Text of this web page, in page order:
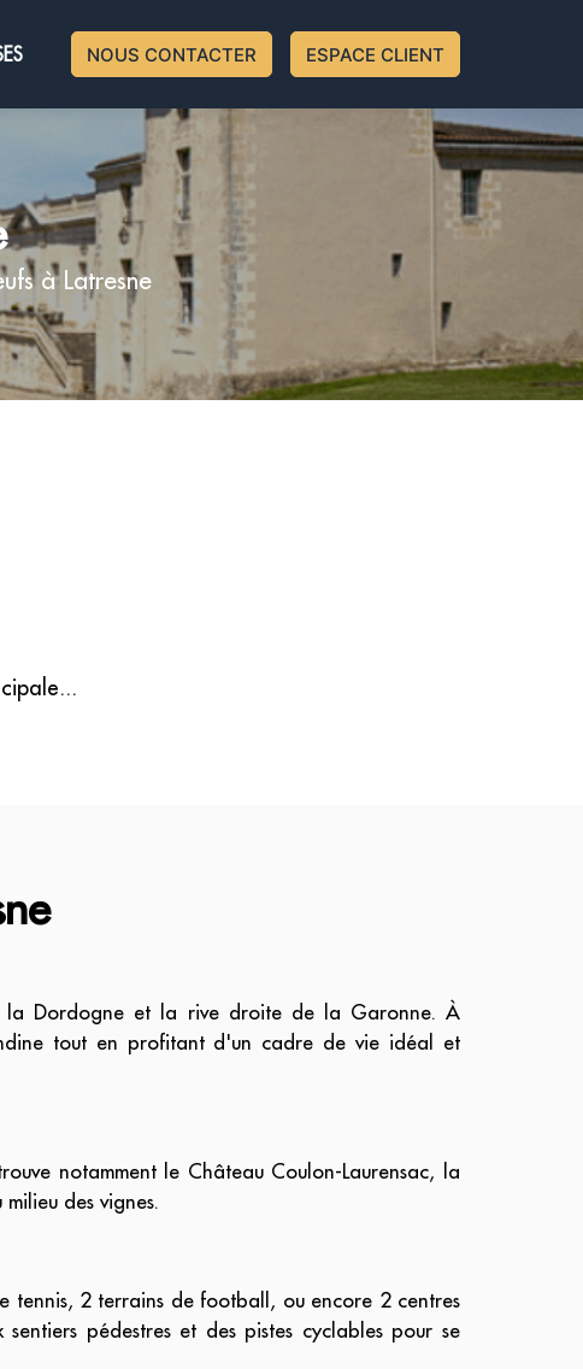
NOUS CONTACTER ESPACE CLIENT
à Latresne
la Dordogne et la rive droite de la Garonne. À
tout en profitant d'un cadre de vie idéal et
notamment le Château Coulon-Laurensac, la
des vignes.
tennis, 2 terrains de football, ou encore 2 centres
pédestres et des pistes cyclables pour se